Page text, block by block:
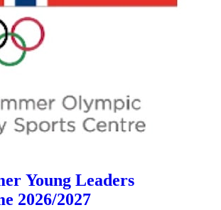
Young Leaders
2026/2027